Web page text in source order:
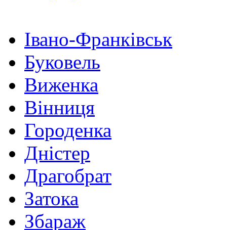
Івано-Франківськ
Буковель
Виженка
Вінниця
Городенка
Дністер
Драгобрат
Затока
Збараж